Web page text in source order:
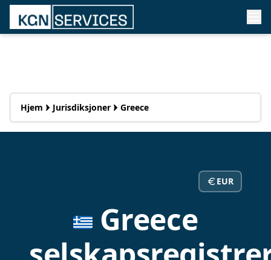
Hjem Jurisdiksjoner Greece
EUR
Greece